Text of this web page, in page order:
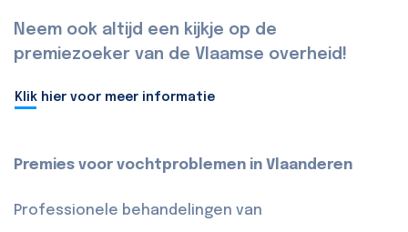
Neem ook altijd een kijkje op de
premiezoeker van de Vlaamse overheid!
Klik hier voor meer informatie
Premies voor vochtproblemen in Vlaanderen
Professionele behandelingen van